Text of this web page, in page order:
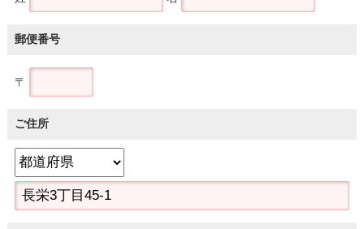
郵便番号
〒
ご住所